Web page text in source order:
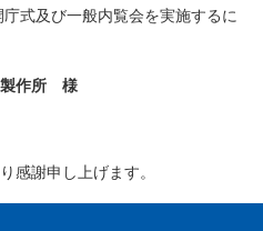
式及び一般内覧会を実施するに
作所 様
感謝申し上げます。